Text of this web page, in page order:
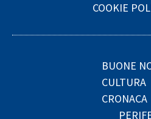
COOKIE
BUONE
CULTURA
CRONACA